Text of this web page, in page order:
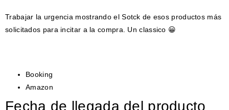
Trabajar la urgencia mostrando el Sotck de esos productos más
solicitados para incitar a la compra. Un classico 😀
Booking
Amazon
Fecha de llegada del producto